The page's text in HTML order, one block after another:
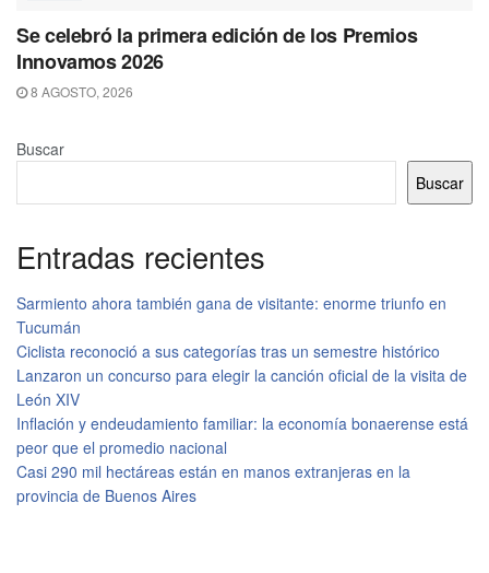
Se celebró la primera edición de los Premios
Innovamos 2026
8 AGOSTO, 2026
Buscar
Buscar
Entradas recientes
Sarmiento ahora también gana de visitante: enorme triunfo en
Tucumán
Ciclista reconoció a sus categorías tras un semestre histórico
Lanzaron un concurso para elegir la canción oficial de la visita de
León XIV
Inflación y endeudamiento familiar: la economía bonaerense está
peor que el promedio nacional
Casi 290 mil hectáreas están en manos extranjeras en la
provincia de Buenos Aires